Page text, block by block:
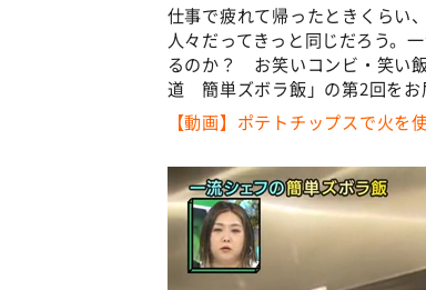
仕事で疲れて帰ったときくらい
人々だってきっと同じだろう。
るのか？ お笑いコンビ・笑い
道 簡単ズボラ飯」の第2回をお
【動画】ポテトチップスで火